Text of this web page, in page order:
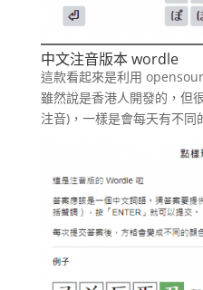
中文注音版本 wordle
這款看起來是利用
雖然說是香港人開發的，但
注音)，一樣是會每天有不同